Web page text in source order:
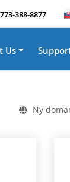
388-8877
Us
Ny